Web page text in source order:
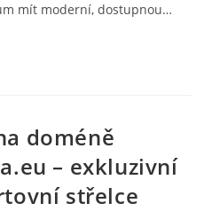
mít moderní, dostupnou…
doméně
– exkluzivní
střelce